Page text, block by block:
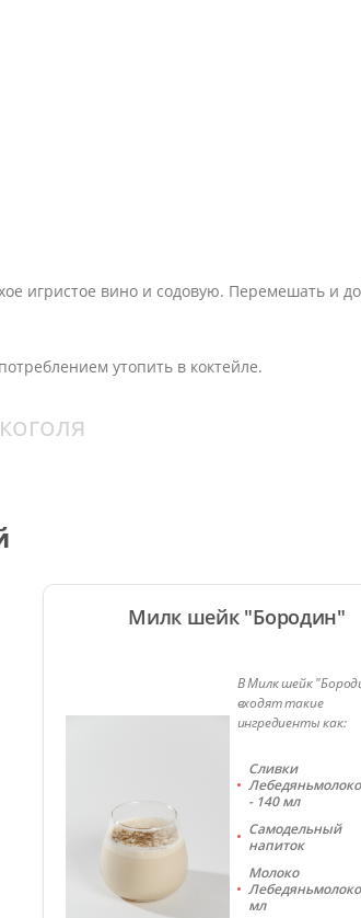
игристое вино и содовую. Перемешать и
утопить в коктейле.
Милк шейк "Бородин"
В Милк шейк
входят такие
ингредиенты как:
Сливки
- 140 мл
Самодельный
напиток
Молоко
мл